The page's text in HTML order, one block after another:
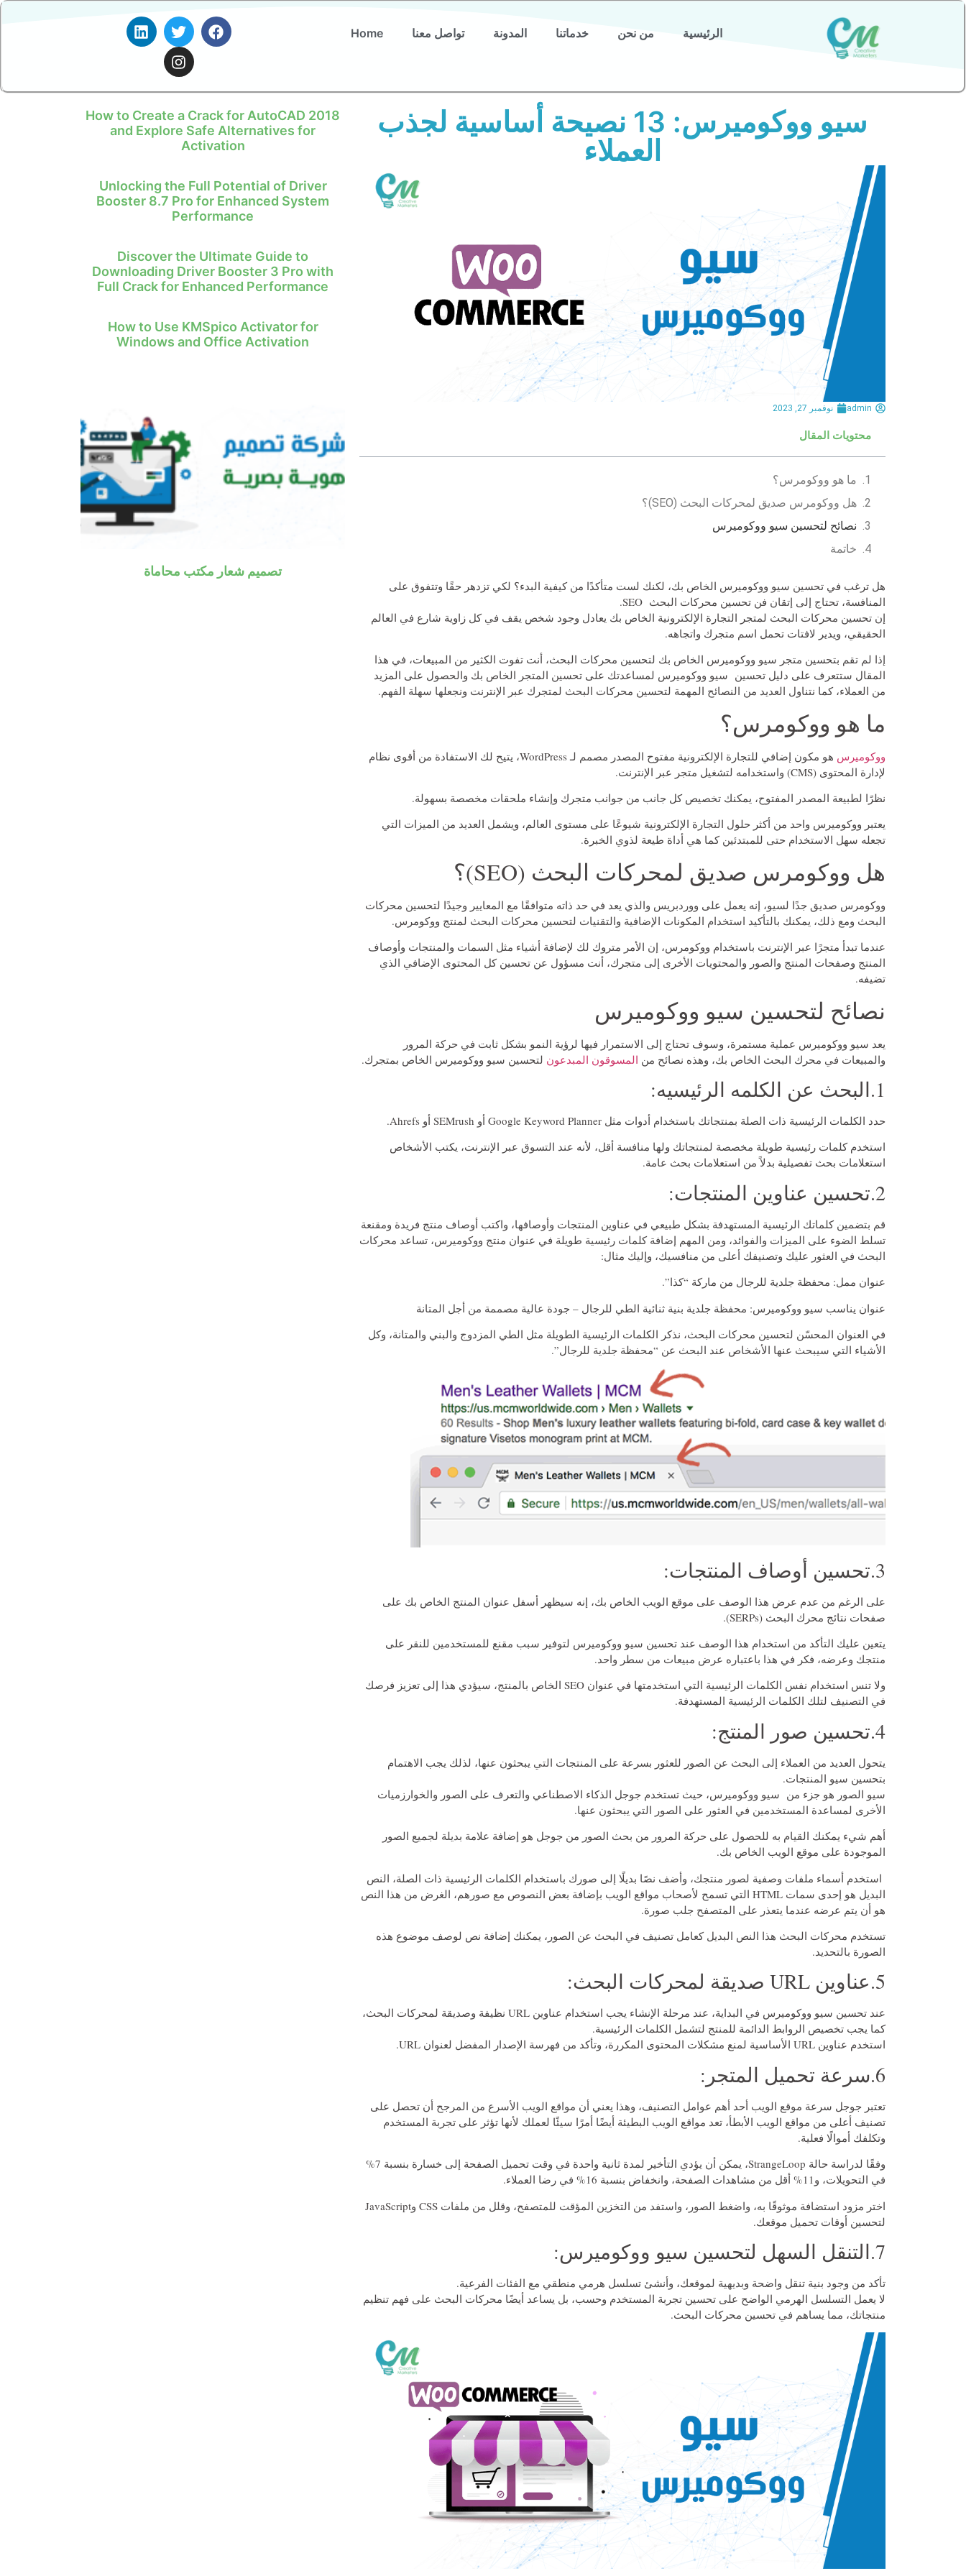
الرئيسية من نحن خدماتنا المدونة تواصل معنا Home
سيو ووكوميرس: 13 نصيحة أساسية لجذب
العملاء
admin نوفمبر 27, 2023
محتويات المقال
ما هو ووكومرس؟
هل ووكومرس صديق لمحركات البحث (SEO)؟
نصائح لتحسين سيو ووكوميرس
خاتمة
هل ترغب في تحسين سيو ووكوميرس الخاص بك، لكنك لست متأكدًا من كيفية البدء؟ لكي تزدهر حقًا وتتفوق على
المنافسة، تحتاج إلى إتقان فن تحسين محركات البحث SEO.
إن تحسين محركات البحث لمتجر التجارة الإلكترونية الخاص بك يعادل وجود شخص يقف في كل زاوية شارع في العالم
الحقيقي، ويدير لافتات تحمل اسم متجرك واتجاهه.
إذا لم تقم بتحسين متجر سيو ووكوميرس الخاص بك لتحسين محركات البحث، أنت تفوت الكثير من المبيعات، في هذا
المقال ستتعرف على دليل تحسين سيو ووكوميرس لمساعدتك على تحسين المتجر الخاص بك والحصول على المزيد
من العملاء، كما نتناول العديد من النصائح المهمة لتحسين محركات البحث لمتجرك عبر الإنترنت ونجعلها سهلة الفهم.
ما هو ووكومرس؟
ووكوميرس
هو مكون إضافي للتجارة الإلكترونية مفتوح المصدر مصمم لـ WordPress، يتيح لك الاستفادة من أقوى نظام
لإدارة المحتوى (CMS) واستخدامه لتشغيل متجر عبر الإنترنت.
نظرًا لطبيعة المصدر المفتوح، يمكنك تخصيص كل جانب من جوانب متجرك وإنشاء ملحقات مخصصة بسهولة.
يعتبر ووكوميرس واحد من أكثر حلول التجارة الإلكترونية شيوعًا على مستوى العالم، ويشمل العديد من الميزات التي
تجعله سهل الاستخدام حتى للمبتدئين كما هي أداة طيعة لذوي الخبرة.
هل ووكومرس صديق لمحركات البحث (SEO)؟
ووكومرس صديق جدًا لسيو، إنه يعمل على ووردبريس والذي يعد في حد ذاته متوافقًا مع المعايير وجيدًا لتحسين محركات
البحث ومع ذلك، يمكنك بالتأكيد استخدام المكونات الإضافية والتقنيات لتحسين محركات البحث لمنتج ووكومرس.
عندما تبدأ متجرًا عبر الإنترنت باستخدام ووكومرس، إن الأمر متروك لك لإضافة أشياء مثل السمات والمنتجات وأوصاف
المنتج وصفحات المنتج والصور والمحتويات الأخرى إلى متجرك، أنت مسؤول عن تحسين كل المحتوى الإضافي الذي
تضيفه.
نصائح لتحسين سيو ووكوميرس
يعد سيو ووكوميرس عملية مستمرة، وسوف تحتاج إلى الاستمرار فيها لرؤية النمو بشكل ثابت في حركة المرور
والمبيعات في محرك البحث الخاص بك، وهذه نصائح من المسوقون المبدعون لتحسين سيو ووكوميرس الخاص بمتجرك.
1.البحث عن الكلمه الرئيسيه:
حدد الكلمات الرئيسية ذات الصلة بمنتجاتك باستخدام أدوات مثل Google Keyword Planner أو SEMrush أو Ahrefs.
استخدم كلمات رئيسية طويلة مخصصة لمنتجاتك ولها منافسة أقل، لأنه عند التسوق عبر الإنترنت، يكتب الأشخاص
استعلامات بحث تفصيلية بدلاً من استعلامات بحث عامة.
2.تحسين عناوين المنتجات:
قم بتضمين كلماتك الرئيسية المستهدفة بشكل طبيعي في عناوين المنتجات وأوصافها، واكتب أوصاف منتج فريدة ومقنعة
تسلط الضوء على الميزات والفوائد، ومن المهم إضافة كلمات رئيسية طويلة في عنوان منتج ووكوميرس، تساعد محركات
البحث في العثور عليك وتصنيفك أعلى من منافسيك، وإليك مثال:
عنوان ممل: محفظة جلدية للرجال من ماركة “كذا”.
عنوان يناسب سيو ووكوميرس: محفظة جلدية بنية ثنائية الطي للرجال – جودة عالية مصممة من أجل المتانة
في العنوان المحسّن لتحسين محركات البحث، نذكر الكلمات الرئيسية الطويلة مثل الطي المزدوج والبني والمتانة، وكل
الأشياء التي سيبحث عنها الأشخاص عند البحث عن “محفظة جلدية للرجال”.
3.تحسين أوصاف المنتجات:
على الرغم من عدم عرض هذا الوصف على موقع الويب الخاص بك، إنه سيظهر أسفل عنوان المنتج الخاص بك على
صفحات نتائج محرك البحث (SERPs).
يتعين عليك التأكد من استخدام هذا الوصف عند تحسين سيو ووكوميرس لتوفير سبب مقنع للمستخدمين للنقر على
منتجك وعرضه، فكر في هذا باعتباره عرض مبيعات من سطر واحد.
ولا تنس استخدام نفس الكلمات الرئيسية التي استخدمتها في عنوان SEO الخاص بالمنتج، سيؤدي هذا إلى تعزيز فرصك
في التصنيف لتلك الكلمات الرئيسية المستهدفة.
4.تحسين صور المنتج:
يتحول العديد من العملاء إلى البحث عن الصور للعثور بسرعة على المنتجات التي يبحثون عنها، لذلك يجب الاهتمام
بتحسين سيو المنتجات.
سيو الصور هو جزء من سيو ووكوميرس، حيث تستخدم جوجل الذكاء الاصطناعي والتعرف على الصور والخوارزميات
الأخرى لمساعدة المستخدمين في العثور على الصور التي يبحثون عنها.
أهم شيء يمكنك القيام به للحصول على حركة المرور من بحث الصور من جوجل هو إضافة علامة بديلة لجميع الصور
الموجودة على موقع الويب الخاص بك.
استخدم أسماء ملفات وصفية لصور منتجك، وأضف نصًا بديلًا إلى صورك باستخدام الكلمات الرئيسية ذات الصلة، النص
البديل هو إحدى سمات HTML التي تسمح لأصحاب مواقع الويب بإضافة بعض النصوص مع صورهم، الغرض من هذا النص
هو أن يتم عرضه عندما يتعذر على المتصفح جلب صورة.
تستخدم محركات البحث هذا النص البديل كعامل تصنيف في البحث عن الصور، يمكنك إضافة نص لوصف موضوع هذه
الصورة بالتحديد.
5.عناوين URL صديقة لمحركات البحث:
عند تحسين سيو ووكوميرس في البداية، عند مرحلة الإنشاء يجب استخدام عناوين URL نظيفة وصديقة لمحركات البحث،
كما يجب تخصيص الروابط الدائمة للمنتج لتشمل الكلمات الرئيسية.
استخدم عناوين URL الأساسية لمنع مشكلات المحتوى المكررة، وتأكد من فهرسة الإصدار المفضل لعنوان URL.
6.سرعة تحميل المتجر:
تعتبر جوجل سرعة موقع الويب أحد أهم عوامل التصنيف، وهذا يعني أن مواقع الويب الأسرع من المرجح أن تحصل على
تصنيف أعلى من مواقع الويب الأبطأ، تعد مواقع الويب البطيئة أيضًا أمرًا سيئًا لعملك لأنها تؤثر على تجربة المستخدم
وتكلفك أموالًا فعلية.
وفقًا لدراسة حالة StrangeLoop، يمكن أن يؤدي التأخير لمدة ثانية واحدة في وقت تحميل الصفحة إلى خسارة بنسبة 7%
في التحويلات، و11% أقل من مشاهدات الصفحة، وانخفاض بنسبة 16% في رضا العملاء.
اختر مزود استضافة موثوقًا به، واضغط الصور، واستفد من التخزين المؤقت للمتصفح، وقلل من ملفات CSS وJavaScript
لتحسين أوقات تحميل موقعك.
7.التنقل السهل لتحسين سيو ووكوميرس:
تأكد من وجود بنية تنقل واضحة وبديهية لموقعك، وأنشئ تسلسل هرمي منطقي مع الفئات الفرعية.
لا يعمل التسلسل الهرمي الواضح على تحسين تجربة المستخدم وحسب، بل يساعد أيضًا محركات البحث على فهم تنظيم
منتجاتك، مما يساهم في تحسين محركات البحث.
How to Create a Crack for AutoCAD 2018
and Explore Safe Alternatives for
Activation
Unlocking the Full Potential of Driver
Booster 8.7 Pro for Enhanced System
Performance
Discover the Ultimate Guide to
Downloading Driver Booster 3 Pro with
Full Crack for Enhanced Performance
How to Use KMSpico Activator for
Windows and Office Activation
تصميم شعار مكتب محاماة